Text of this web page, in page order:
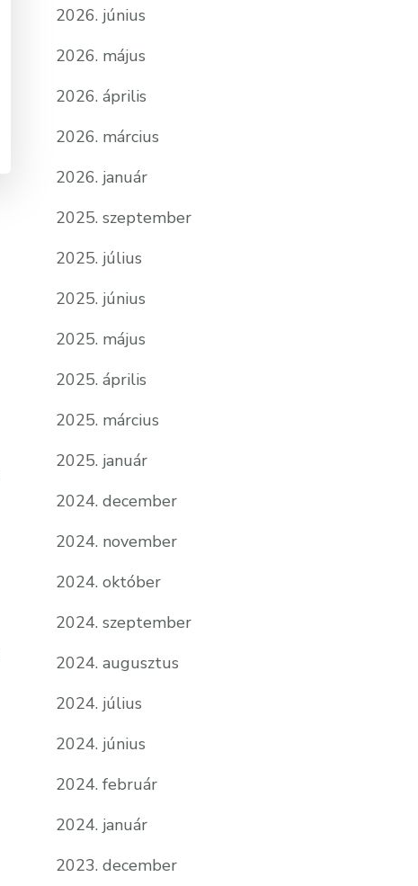
2026. június
2026. május
2026. április
2026. március
2026. január
2025. szeptember
2025. július
2025. június
2025. május
2025. április
2025. március
2025. január
2024. december
2024. november
2024. október
2024. szeptember
2024. augusztus
2024. július
2024. június
2024. február
2024. január
2023. december